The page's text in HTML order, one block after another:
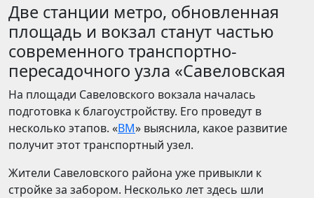
Две станции метро, обновленная
площадь и вокзал станут частью
современного транспортно-
пересадочного узла «Савеловская
На площади Савеловского вокзала началась
подготовка к благоустройству. Его проведут в
несколько этапов. «ВМ» выяснила, какое развитие
получит этот транспортный узел.
Жители Савеловского района уже привыкли к
стройке за забором. Несколько лет здесь шли